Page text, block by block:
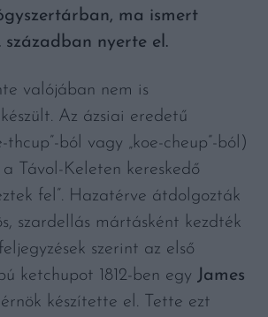
ma ismert
nyerte el.
valójában nem is
Az ázsiai eredetű
thcup”-ból vagy „koe-cheup”-ból)
Távol-Keleten kereskedő
fel”. Hazatérve átdolgozták
szardellás mártásként kezdték
szerint az első
ketchupot 1812-ben egy James
készítette el. Tette ezt